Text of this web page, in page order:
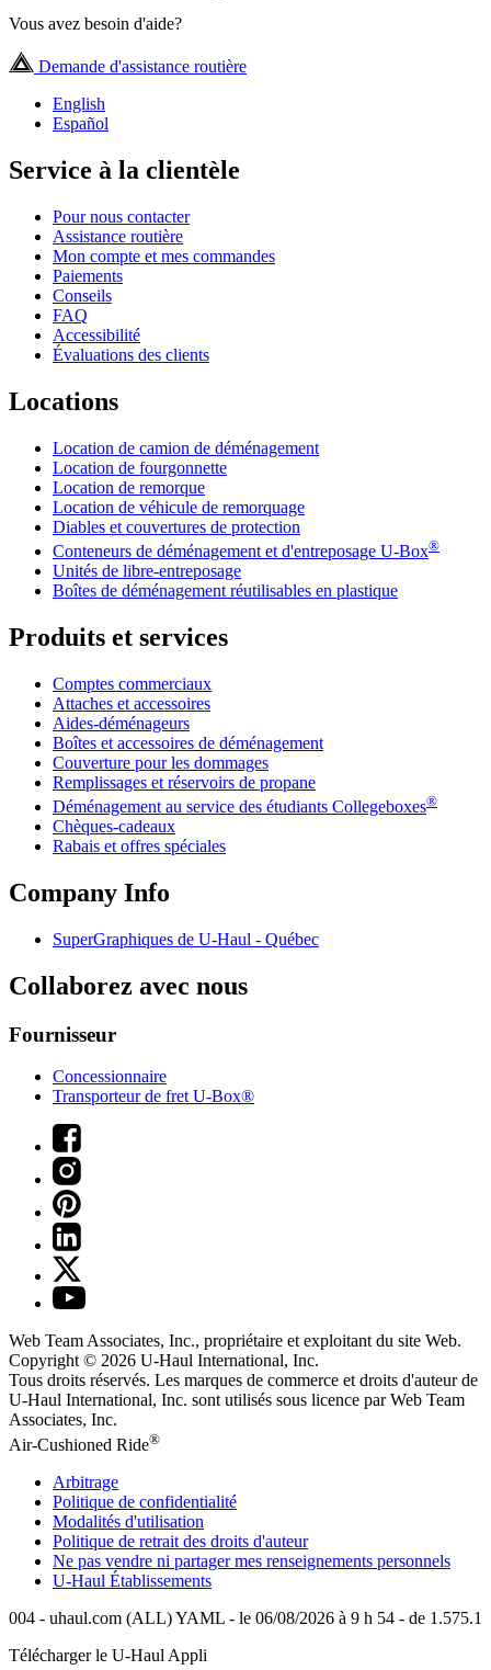
Vous avez besoin d'aide?
Demande d'assistance routière
English
Español
Service à la clientèle
Pour nous contacter
Assistance routière
Mon compte et mes commandes
Paiements
Conseils
FAQ
Accessibilité
Évaluations des clients
Locations
Location de camion de déménagement
Location de fourgonnette
Location de remorque
Location de véhicule de remorquage
Diables et couvertures de protection
Conteneurs de déménagement et d'entreposage U-Box®
Unités de libre-entreposage
Boîtes de déménagement réutilisables en plastique
Produits et services
Comptes commerciaux
Attaches et accessoires
Aides-déménageurs
Boîtes et accessoires de déménagement
Couverture pour les dommages
Remplissages et réservoirs de propane
Déménagement au service des étudiants Collegeboxes®
Chèques-cadeaux
Rabais et offres spéciales
Company Info
SuperGraphiques de U-Haul - Québec
Collaborez avec nous
Fournisseur
Concessionnaire
Transporteur de fret U-Box®
Web Team Associates, Inc., propriétaire et exploitant du site Web.
Copyright © 2026 U-Haul International, Inc.
Tous droits réservés. Les marques de commerce et droits d'auteur de
U-Haul International, Inc. sont utilisés sous licence par Web Team
Associates, Inc.
Air-Cushioned Ride®
Arbitrage
Politique de confidentialité
Modalités d'utilisation
Politique de retrait des droits d'auteur
Ne pas vendre ni partager mes renseignements personnels
U-Haul Établissements
004 - uhaul.com (ALL) YAML - le 06/08/2026 à 9 h 54 - de 1.575.1
Télécharger le U-Haul Appli